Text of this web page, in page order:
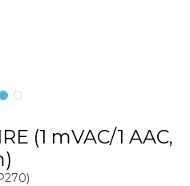
(1 mVAC/1 AAC,